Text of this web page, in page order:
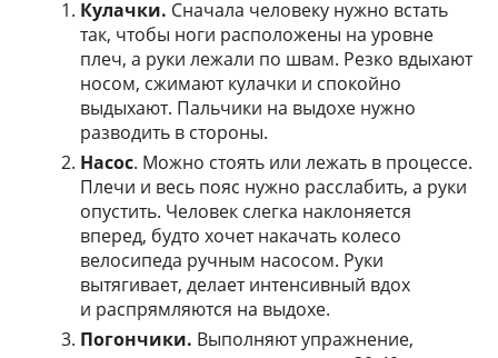
Кулачки. Сначала человеку нужно встать
так, чтобы ноги расположены на уровне
плеч, а руки лежали по швам. Резко вдыхают
носом, сжимают кулачки и спокойно
выдыхают. Пальчики на выдохе нужно
разводить в стороны.
Насос. Можно стоять или лежать в процессе.
Плечи и весь пояс нужно расслабить, а руки
опустить. Человек слегка наклоняется
вперед, будто хочет накачать колесо
велосипеда ручным насосом. Руки
вытягивает, делает интенсивный вдох
и распрямляются на выдохе.
Погончики. Выполняют упражнение,